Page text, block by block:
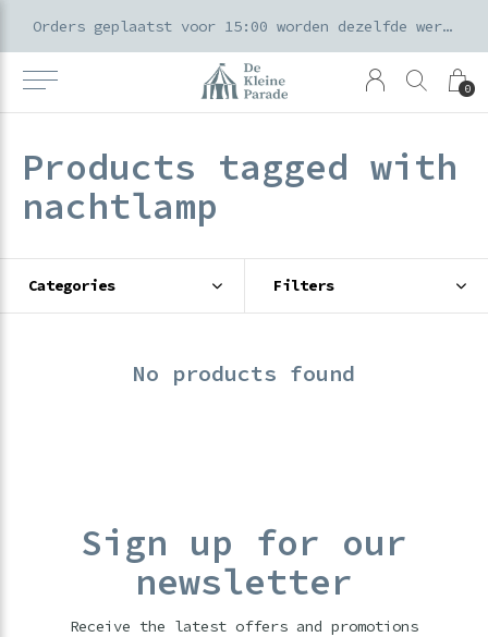
0
Orders geplaatst voor 15:00 worden dezelfde werkdag verzonden
Products tagged with
nachtlamp
Categories Filters
No products found
Sign up for our
newsletter
Receive the latest offers and promotions